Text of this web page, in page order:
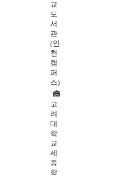
교
도
서
관
(인
천
캠
퍼
스)
고
려
대
학
교
세
종
학